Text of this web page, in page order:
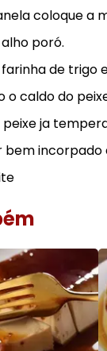
coloque a
poró.
de trigo
o caldo do
peixe ja
bem incorpado